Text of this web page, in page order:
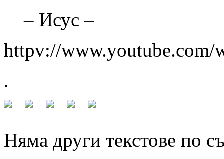
– Исус –
httpv://
.
Няма други текстове по